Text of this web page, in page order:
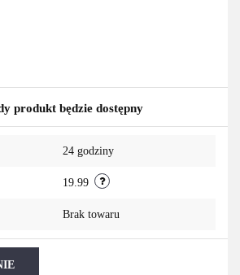
produkt będzie dostępny
24 godziny
19.99
Brak towaru